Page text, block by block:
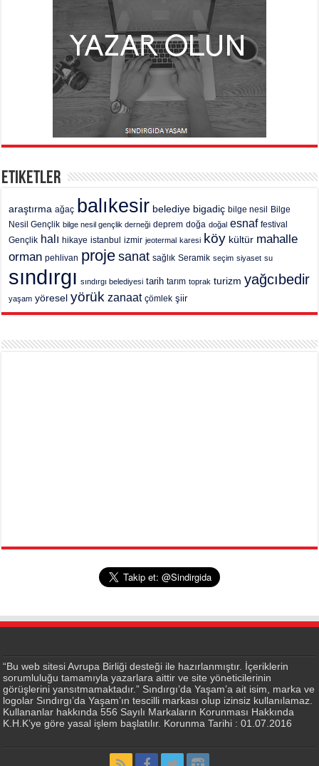
Etiketler
araştırma ağaç balıkesir belediye bigadiç bilge nesil
Bilge
Nesil Gençlik bilge nesil gençlik derneği deprem doğa doğal esnaf festival
Gençlik halı hikaye istanbul izmir jeotermal karesi köy kültür mahalle
orman pehlivan proje sanat sağlık Seramik seçim siyaset su
sındırgı sındırgı belediyesi tarih tarım toprak turizm yağcıbedir
yaşam yöresel yörük zanaat çömlek şiir
“Bu web sitesi Avrupa Birliği desteği ile hazırlanmıştır. İçeriklerin
sorumluluğu tamamıyla yazarlara aittir ve site yöneticilerinin
görüşlerini yansıtmamaktadır.” Sındırgı’da Yaşam’a ait isim, marka ve
logolar Sındırgı’da Yaşam’ın tescilli markası olup izinsiz kullanılamaz.
Kullananlar hakkında 556 Sayılı Markaların Korunması Hakkında
K.H.K’ye göre yasal işlem başlatılır. Korunma Tarihi : 01.07.2016